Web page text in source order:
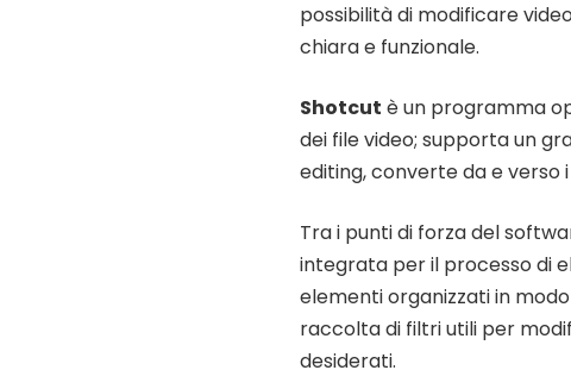
possibilità di modificare
chiara e funzionale.
Shotcut è un programma
dei file video; supporta un
editing, converte da e verso
Tra i punti di forza del
integrata per il processo di
elementi organizzati in
raccolta di filtri utili per
desiderati.